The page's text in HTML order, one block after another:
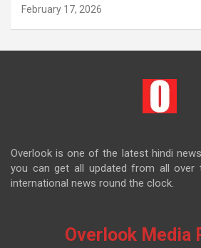
February 17, 2026
Overlook is one of the latest hindi
you can get all updated from all over
international news round the clock.
Overlook Media